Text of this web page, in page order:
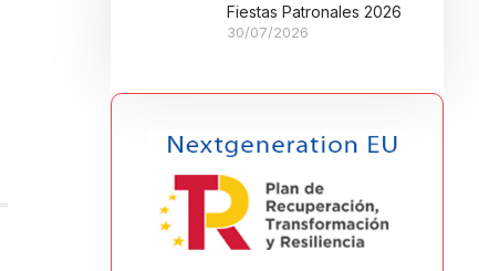
Fiestas Patronales 2026
30/07/2026